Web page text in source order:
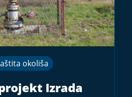
okoliša
Izrada